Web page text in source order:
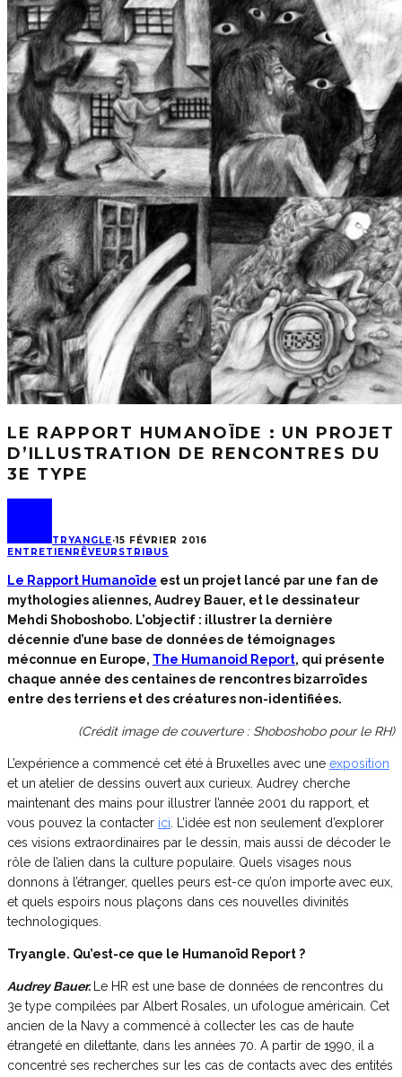
LE RAPPORT HUMANOÏDE : UN PROJET
D’ILLUSTRATION DE RENCONTRES DU
3E TYPE
TRYANGLE·15 FÉVRIER 2016
ENTRETIEN RÊVEURSTRIBUS
Le Rapport Humanoïde est un projet lancé par une fan de
mythologies aliennes, Audrey Bauer, et le dessinateur
Mehdi Shoboshobo. L’objectif : illustrer la dernière
décennie d’une base de données de témoignages
méconnue en Europe, The Humanoid Report, qui présente
chaque année des centaines de rencontres bizarroïdes
entre des terriens et des créatures non-identifiées.
(Crédit image de couverture : Shoboshobo pour le RH)
L’expérience a commencé cet été à Bruxelles avec une exposition
et un atelier de dessins ouvert aux curieux. Audrey cherche
maintenant des mains pour illustrer l’année 2001 du rapport, et
vous pouvez la contacter ici . L’idée est non seulement d’explorer
ces visions extraordinaires par le dessin, mais aussi de décoder le
rôle de l’alien dans la culture populaire. Quels visages nous
donnons à l’étranger, quelles peurs est-ce qu’on importe avec eux,
et quels espoirs nous plaçons dans ces nouvelles divinités
technologiques.
Tryangle. Qu’est-ce que le Humanoïd Report ?
Audrey Bauer.
Le HR est une base de données de rencontres du
3e type compilées par Albert Rosales, un ufologue américain. Cet
ancien de la Navy a commencé à collecter les cas de haute
étrangeté en dilettante, dans les années 70. A partir de 1990, il a
concentré ses recherches sur les cas de contacts avec des entités